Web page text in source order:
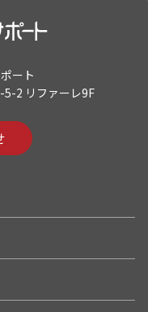
ート
5-2 リファーレ9F